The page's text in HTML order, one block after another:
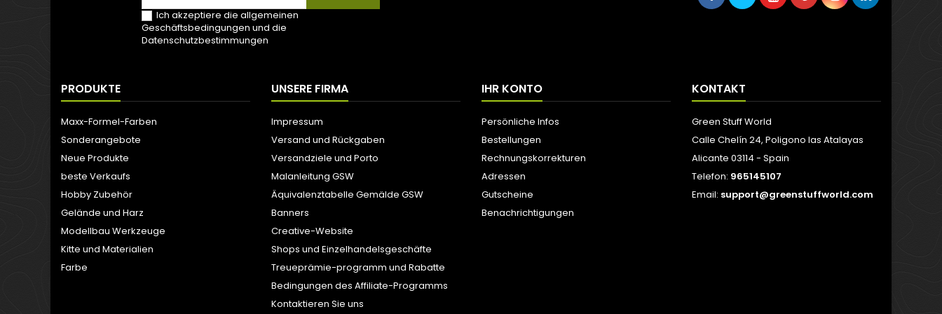
Ich akzeptiere die allgemeinen
Geschäftsbedingungen und die
Datenschutzbestimmungen
PRODUKTE
Maxx-Formel-Farben
Sonderangebote
Neue Produkte
beste Verkaufs
Hobby Zubehör
Gelände und Harz
Modellbau Werkzeuge
Kitte und Materialien
Farbe
UNSERE FIRMA
Impressum
Versand und Rückgaben
Versandziele und Porto
Malanleitung GSW
Äquivalenztabelle Gemälde GSW
Banners
Creative-Website
Shops und Einzelhandelsgeschäfte
Treueprämie-programm und Rabatte
Bedingungen des Affiliate-Programms
Kontaktieren Sie uns
IHR KONTO
Persönliche Infos
Bestellungen
Rechnungskorrekturen
Adressen
Gutscheine
Benachrichtigungen
KONTAKT
Green Stuff World
Calle Chelín 24, Poligono las Atalayas
Alicante 03114 - Spain
Telefon: 965145107
Email: support@greenstuffworld.com